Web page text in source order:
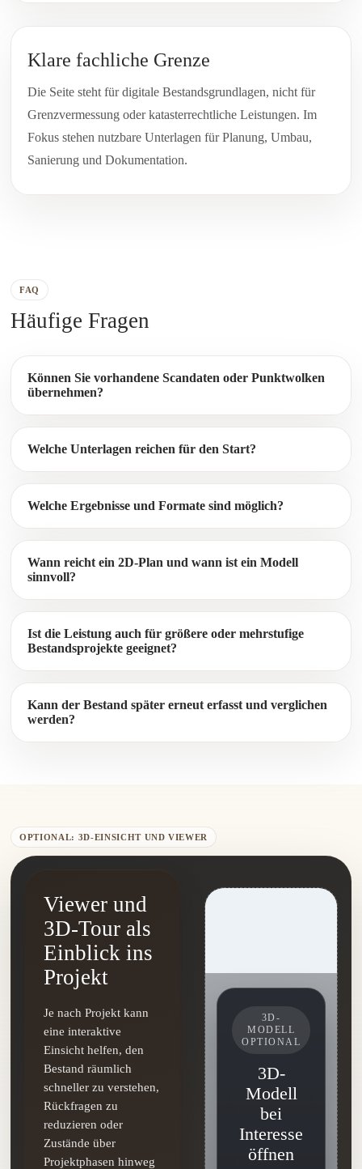
Klare fachliche Grenze
Die Seite steht für digitale Bestandsgrundlagen, nicht für
Grenzvermessung oder katasterrechtliche Leistungen. Im
Fokus stehen nutzbare Unterlagen für Planung, Umbau,
Sanierung und Dokumentation.
FAQ
Häufige Fragen
Können Sie vorhandene Scandaten oder Punktwolken
übernehmen?
Welche Unterlagen reichen für den Start?
Welche Ergebnisse und Formate sind möglich?
Wann reicht ein 2D-Plan und wann ist ein Modell
sinnvoll?
Ist die Leistung auch für größere oder mehrstufige
Bestandsprojekte geeignet?
Kann der Bestand später erneut erfasst und verglichen
werden?
OPTIONAL: 3D-EINSICHT UND VIEWER
Viewer und
3D-Tour als
Einblick ins
Projekt
Je nach Projekt kann
eine interaktive
Einsicht helfen, den
Bestand räumlich
schneller zu verstehen,
Rückfragen zu
reduzieren oder
Zustände über
Projektphasen hinweg
3D-
MODELL
OPTIONAL
3D-
Modell
bei
Interesse
öffnen